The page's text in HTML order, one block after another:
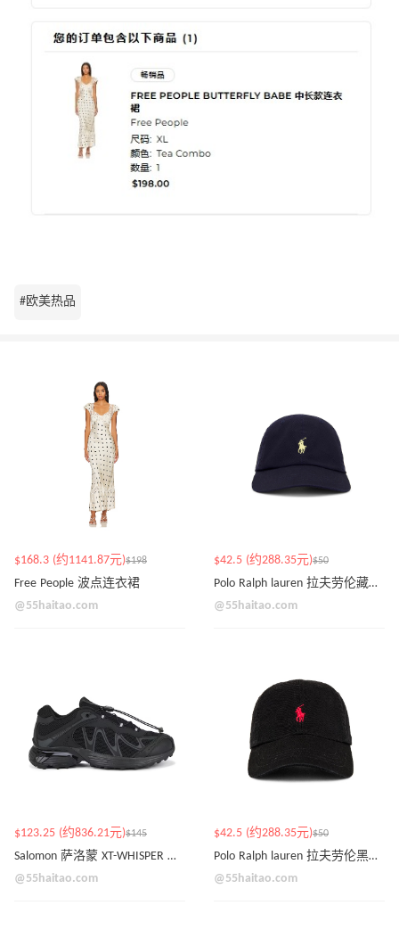
#欧美热品
$168.3 (约1141.87元)$198
Free People 波点连衣裙
@55haitao.com
$42.5 (约288.35元)$50
Polo Ralph lauren 拉夫劳伦藏蓝色棒球帽
@55haitao.com
$123.25 (约836.21元)$145
Salomon 萨洛蒙 XT-WHISPER 黑色运动鞋
@55haitao.com
$42.5 (约288.35元)$50
Polo Ralph lauren 拉夫劳伦黑色小马徽标棒球帽
@55haitao.com